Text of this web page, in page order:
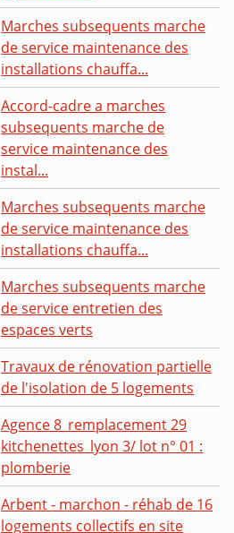
Marches subsequents marche
de service maintenance des
installations chauffa...
Accord-cadre a marches
subsequents marche de
service maintenance des
instal...
Marches subsequents marche
de service maintenance des
installations chauffa...
Marches subsequents marche
de service entretien des
espaces verts
Travaux de rénovation partielle
de l'isolation de 5 logements
Agence 8_remplacement 29
kitchenettes_lyon 3/ lot n° 01 :
plomberie
Arbent - marchon - réhab de 16
logements collectifs en site